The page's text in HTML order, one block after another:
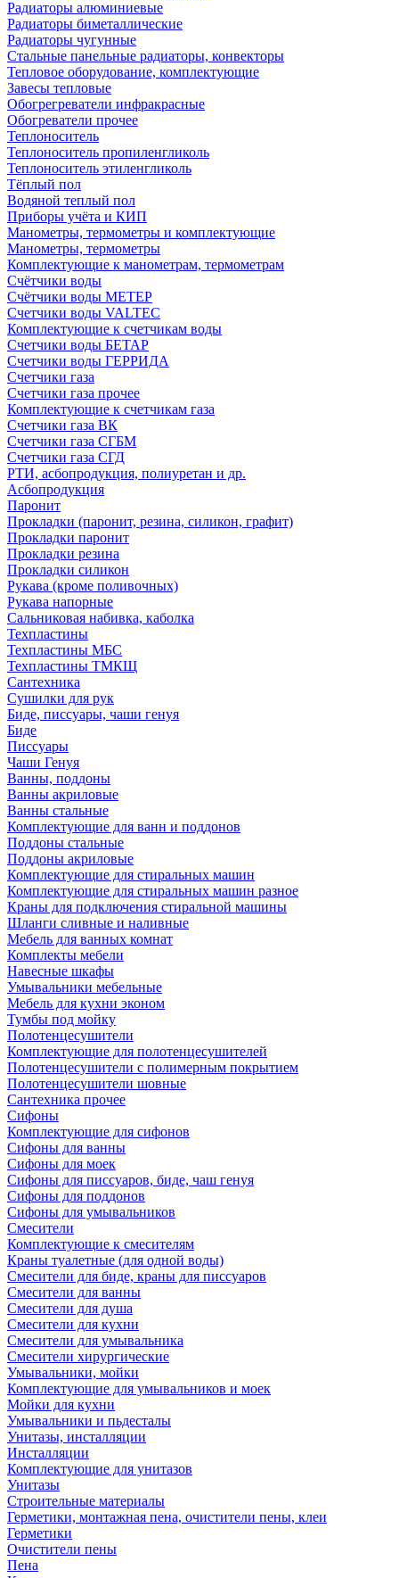
Радиаторы алюминиевые
Радиаторы биметаллические
Радиаторы чугунные
Стальные панельные радиаторы, конвекторы
Тепловое оборудование, комплектующие
Завесы тепловые
Обогрегреватели инфракрасные
Обогреватели прочее
Теплоноситель
Теплоноситель пропиленгликоль
Теплоноситель этиленгликоль
Тёплый пол
Водяной теплый пол
Приборы учёта и КИП
Манометры, термометры и комплектующие
Манометры, термометры
Комплектующие к манометрам, термометрам
Счётчики воды
Счётчики воды МЕТЕР
Счетчики воды VALTEC
Комплектующие к счетчикам воды
Счетчики воды БЕТАР
Счетчики воды ГЕРРИДА
Счетчики газа
Счетчики газа прочее
Комплектующие к счетчикам газа
Счетчики газа ВК
Счетчики газа СГБМ
Счетчики газа СГД
РТИ, асбопродукция, полиуретан и др.
Асбопродукция
Паронит
Прокладки (паронит, резина, силикон, графит)
Прокладки паронит
Прокладки резина
Прокладки силикон
Рукава (кроме поливочных)
Рукава напорные
Сальниковая набивка, каболка
Техпластины
Техпластины МБС
Техпластины ТМКЩ
Сантехника
Сушилки для рук
Биде, писсуары, чаши генуя
Биде
Писсуары
Чаши Генуя
Ванны, поддоны
Ванны акриловые
Ванны стальные
Комплектующие для ванн и поддонов
Поддоны стальные
Поддоны акриловые
Комплектующие для стиральных машин
Комплектующие для стиральных машин разное
Краны для подключения стиральной машины
Шланги сливные и наливные
Мебель для ванных комнат
Комплекты мебели
Навесные шкафы
Умывальники мебельные
Мебель для кухни эконом
Тумбы под мойку
Полотенцесушители
Комплектующие для полотенцесушителей
Полотенцесушители с полимерным покрытием
Полотенцесушители шовные
Сантехника прочее
Сифоны
Комплектующие для сифонов
Сифоны для ванны
Сифоны для моек
Сифоны для писсуаров, биде, чаш генуя
Сифоны для поддонов
Сифоны для умывальников
Смесители
Комплектующие к смесителям
Краны туалетные (для одной воды)
Смесители для биде, краны для писсуаров
Смесители для ванны
Смесители для душа
Смесители для кухни
Смесители для умывальника
Смесители хирургические
Умывальники, мойки
Комплектующие для умывальников и моек
Мойки для кухни
Умывальники и пьдесталы
Унитазы, инсталляции
Инсталляции
Комплектующие для унитазов
Унитазы
Строительные материалы
Герметики, монтажная пена, очистители пены, клеи
Герметики
Очистители пены
Пена